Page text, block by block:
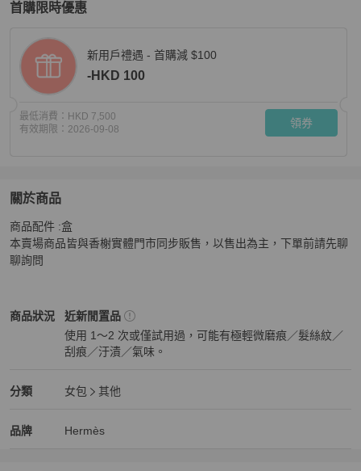
首購限時優惠
新用戶禮遇 - 首購減 $100
-HKD 100
最低消費： HKD 7,500
有效期限： 2026-09-08 領券
關於商品
關於HERMES 大象灰金釦鑰匙包/B刻
商品配件 :盒
本賣場商品皆與香榭實體門市同步販售，以售出為主，下單前請先聊
聊詢問
商品狀況
Hermès女包商品狀態與細節
近新閒置品
使用 1～2 次或僅試用過，可能有極輕微磨痕／髮絲紋／
刮痕／汙漬／氣味。
分類
Hermès 女包分類資訊
女包
其他
品牌
Hermès 精品女包品牌介紹
Hermès
Hermès 推薦清單